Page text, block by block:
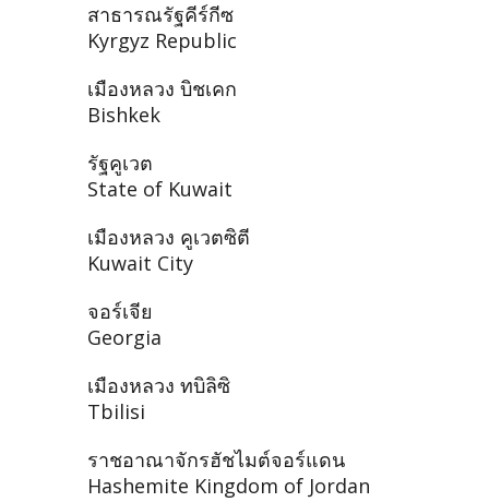
สาธารณรัฐคีร์กีซ
Kyrgyz Republic
เมืองหลวง บิชเคก
Bishkek
รัฐคูเวต
State of Kuwait
เมืองหลวง คูเวตซิตี
Kuwait City
จอร์เจีย
Georgia
เมืองหลวง ทบิลิซิ
Tbilisi
ราชอาณาจักรฮัชไมต์จอร์แดน
Hashemite Kingdom of Jordan